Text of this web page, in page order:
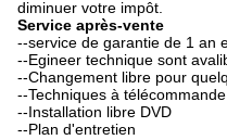
diminuer votre impôt.
Service après-vente
--service de garantie de 1 an
--Egineer technique sont
--Changement libre pour
--Techniques à
--Installation libre DVD
--Plan d'entretien